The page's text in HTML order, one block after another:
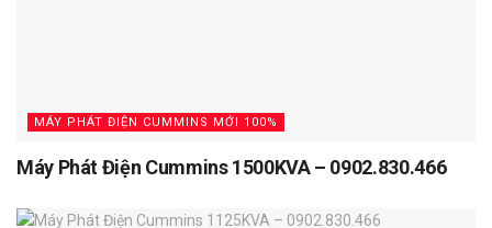
MÁY PHÁT ĐIỆN CUMMINS MỚI 100%
Máy Phát Điện Cummins 1500KVA – 0902.830.466